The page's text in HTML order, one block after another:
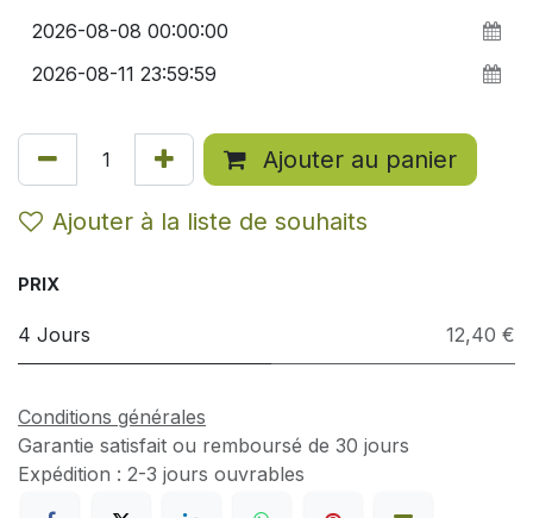
Ajouter au panier
Ajouter à la liste de souhaits
PRIX
4 Jours 12,40 €
Conditions générales
Garantie satisfait ou remboursé de 30 jours
Expédition : 2-3 jours ouvrables